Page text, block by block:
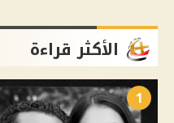
الأكثر قراءة
1